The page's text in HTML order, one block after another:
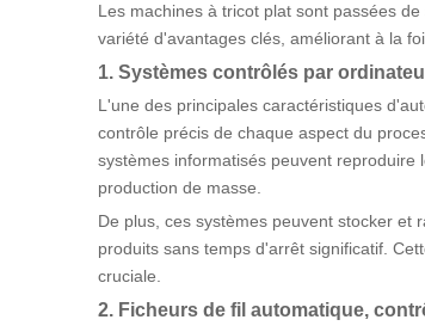
Les machines à tricot plat sont passées
variété d'avantages clés, améliorant à la
1. Systèmes contrôlés par
L'une des principales caractéristiques
contrôle précis de chaque aspect du
systèmes informatisés peuvent
production de masse.
De plus, ces systèmes peuvent stocker et
produits sans temps d'arrêt significatif.
cruciale.
2. Ficheurs de fil automatique,